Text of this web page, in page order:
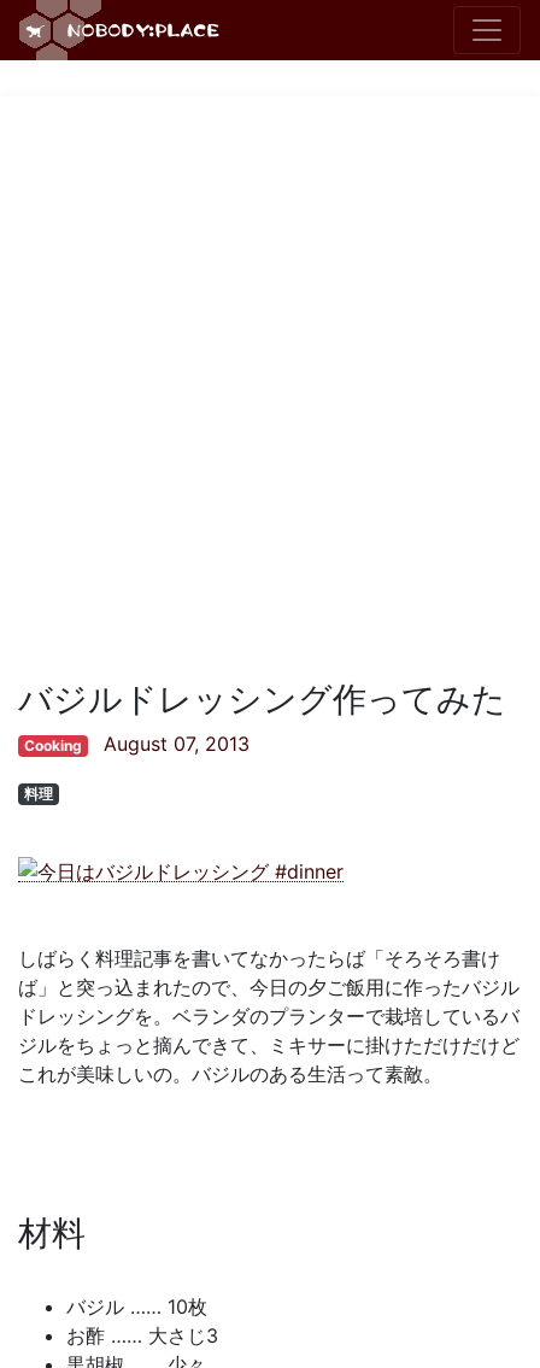
バジルドレッシング作ってみた
Cooking August 07, 2013
料理
しばらく料理記事を書いてなかったらば「そろそろ書け
ば」と突っ込まれたので、今日の夕ご飯用に作ったバジル
ドレッシングを。ベランダのプランターで栽培しているバ
ジルをちょっと摘んできて、ミキサーに掛けただけだけど
これが美味しいの。バジルのある生活って素敵。
材料
バジル …… 10枚
お酢 …… 大さじ3